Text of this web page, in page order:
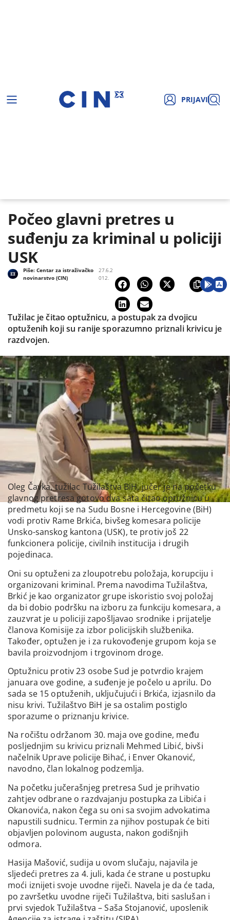
PRIJAVI
Počeo glavni pretres u
suđenju za kriminal u policiji
USK
27.6.2
012.
Piše:Centar za istraživačko
novinarstvo (CIN)
Tužilac je čitao optužnicu, a postupak za dvojicu
optuženih koji su ranije sporazumno priznali krivicu je
razdvojen.
Oleg Čavka, tužilac Tužilaštva BiH, jučer je na početku
glavnog pretresa gotovo dva sata čitao optužnicu u
predmetu koji se na Sudu Bosne i Hercegovine (BiH)
vodi protiv Rame Brkića, bivšeg komesara policije
Unsko-sanskog kantona (USK), te protiv još 22
funkcionera policije, civilnih institucija i drugih
pojedinaca.
Oni su optuženi za zloupotrebu položaja, korupciju i
organizovani kriminal. Prema navodima Tužilaštva,
Brkić je kao organizator grupe iskoristio svoj položaj
da bi dobio podršku na izboru za funkciju komesara, a
zauzvrat je u policiji zapošljavao srodnike i prijatelje
članova Komisije za izbor policijskih službenika.
Također, optužen je i za rukovođenje grupom koja se
bavila proizvodnjom i trgovinom droge.
Optužnicu protiv 23 osobe Sud je potvrdio krajem
januara ove godine, a suđenje je počelo u aprilu. Do
sada se 15 optuženih, uključujući i Brkića, izjasnilo da
nisu krivi. Tužilaštvo BiH je sa ostalim postiglo
sporazume o priznanju krivice.
Na ročištu održanom 30. maja ove godine, među
posljednjim su krivicu priznali Mehmed Libić, bivši
načelnik Uprave policije Bihać, i Enver Okanović,
navodno, član lokalnog podzemlja.
Na početku jučerašnjeg pretresa Sud je prihvatio
zahtjev odbrane o razdvajanju postupka za Libića i
Okanovića, nakon čega su oni sa svojim advokatima
napustili sudnicu. Termin za njihov postupak će biti
objavljen polovinom augusta, nakon godišnjih
odmora.
Hasija Mašović, sudija u ovom slučaju, najavila je
sljedeći pretres za 4. juli, kada će strane u postupku
moći iznijeti svoje uvodne riječi. Navela je da će tada,
po završetku uvodne riječi Tužilaštva, biti saslušan i
prvi svjedok Tužilaštva – Saša Stojanović, uposlenik